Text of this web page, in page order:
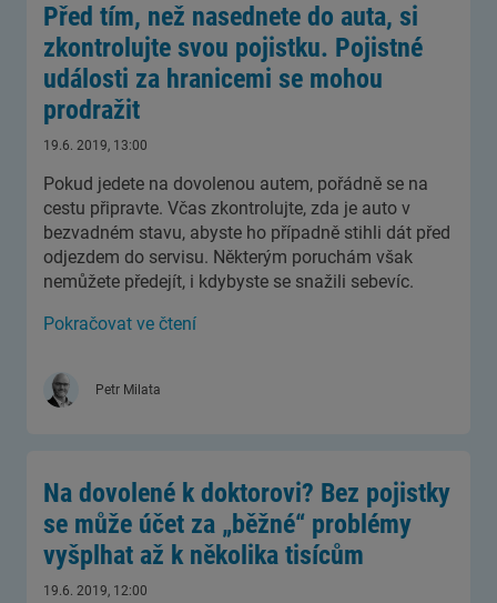
Před tím, než nasednete do auta, si
zkontrolujte svou pojistku. Pojistné
události za hranicemi se mohou
prodražit
19.6. 2019, 13:00
Pokud jedete na dovolenou autem, pořádně se na
cestu připravte. Včas zkontrolujte, zda je auto v
bezvadném stavu, abyste ho případně stihli dát před
odjezdem do servisu. Některým poruchám však
nemůžete předejít, i kdybyste se snažili sebevíc.
Pokračovat ve čtení
Petr Milata
Na dovolené k doktorovi? Bez pojistky
se může účet za „běžné“ problémy
vyšplhat až k několika tisícům
19.6. 2019, 12:00